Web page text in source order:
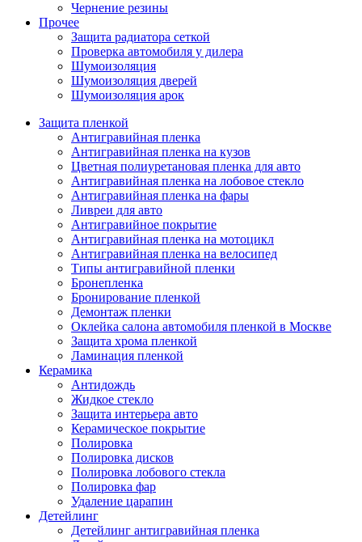
Чернение резины
Прочее
Защита радиатора сеткой
Проверка автомобиля у дилера
Шумоизоляция
Шумоизоляция дверей
Шумоизоляция арок
Защита пленкой
Антигравийная пленка
Антигравийная пленка на кузов
Цветная полиуретановая пленка для авто
Антигравийная пленка на лобовое стекло
Антигравийная пленка на фары
Ливреи для авто
Антигравийное покрытие
Антигравийная пленка на мотоцикл
Антигравийная пленка на велосипед
Типы антигравийной пленки
Бронепленка
Бронирование пленкой
Демонтаж пленки
Оклейка салона автомобиля пленкой в Москве
Защита хрома пленкой
Ламинация пленкой
Керамика
Антидождь
Жидкое стекло
Защита интерьера авто
Керамическое покрытие
Полировка
Полировка дисков
Полировка лобового стекла
Полировка фар
Удаление царапин
Детейлинг
Детейлинг антигравийная пленка